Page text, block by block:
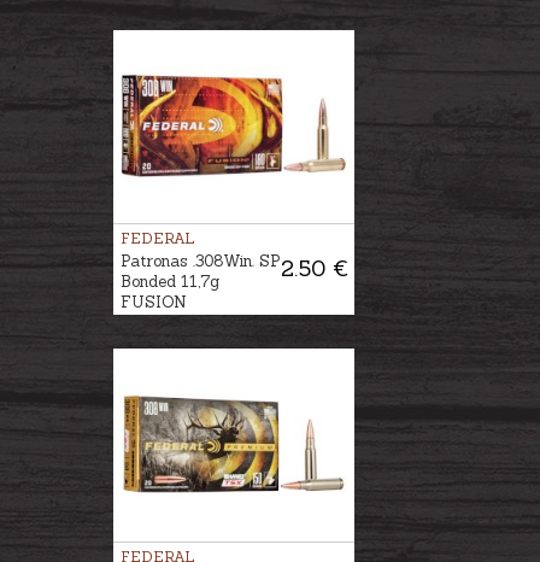
FEDERAL
2.50 €
Patronas .308Win. SP
Bonded 11,7g
FUSION
FEDERAL